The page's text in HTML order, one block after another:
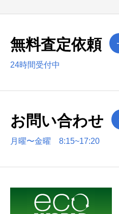
無料査定依頼
24時間受付中
お問い合わせ
月曜〜金曜 8:15~17:20